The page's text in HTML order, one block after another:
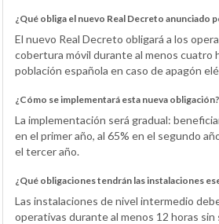
¿Qué obliga el nuevo Real Decreto anunciado
El nuevo Real Decreto obligará a los
cobertura móvil durante al menos cuatro
población española en caso de apagón
¿Cómo se implementará esta nueva obligación?
La implementación será gradual:
en el primer año, al 65% en el segundo
el tercer año.
¿Qué obligaciones tendrán las instalaciones
Las instalaciones de nivel intermedio
operativas durante al menos 12 horas